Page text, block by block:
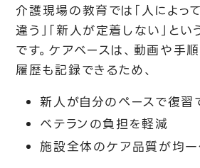
介護現場の教育では「人によっ
違う」「新人が定着しない」と
です。ケアベースは、動画や手
履歴も記録できるため、
新人が自分のペースで復習
ベテランの負担を軽減
施設全体のケア品質が均